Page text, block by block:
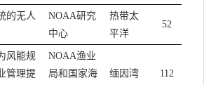
的无人
NOAA研究
中心
热带太
平洋
52
风能规
管理提
NOAA渔业
局和国家海
缅因湾 112